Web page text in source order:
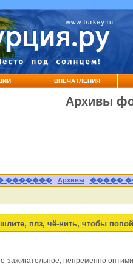
ВПЕЧАТЛЕНИЯ
Архивы
�������| Архивы| �����
плз, чё-нить, чтобы
зажигательное, непременно